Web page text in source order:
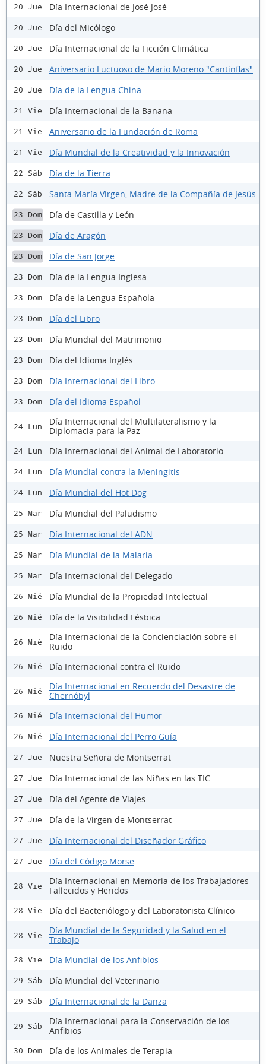
20 Jue Día Internacional de José José
20 Jue Día del Micólogo
20 Jue Día Internacional de la Ficción Climática
20 Jue Aniversario Luctuoso de Mario Moreno "Cantinflas"
20 Jue Día de la Lengua China
21 Vie Día Internacional de la Banana
21 Vie Aniversario de la Fundación de Roma
21 Vie Día Mundial de la Creatividad y la Innovación
22 Sáb Día de la Tierra
22 Sáb Santa María Virgen, Madre de la Compañía de Jesús
23 Dom Día de Castilla y León
23 Dom Día de Aragón
23 Dom Día de San Jorge
23 Dom Día de la Lengua Inglesa
23 Dom Día de la Lengua Española
23 Dom Día del Libro
23 Dom Día Mundial del Matrimonio
23 Dom Día del Idioma Inglés
23 Dom Día Internacional del Libro
23 Dom Día del Idioma Español
24 Lun
Día Internacional del Multilateralismo y la
Diplomacia para la Paz
24 Lun Día Internacional del Animal de Laboratorio
24 Lun Día Mundial contra la Meningitis
24 Lun Día Mundial del Hot Dog
25 Mar Día Mundial del Paludismo
25 Mar Día Internacional del ADN
25 Mar Día Mundial de la Malaria
25 Mar Día Internacional del Delegado
26 Mié Día Mundial de la Propiedad Intelectual
26 Mié Día de la Visibilidad Lésbica
26 Mié
Día Internacional de la Concienciación sobre el
Ruido
26 Mié Día Internacional contra el Ruido
26 Mié
Día Internacional en Recuerdo del Desastre de
Chernóbyl
26 Mié Día Internacional del Humor
26 Mié Día Internacional del Perro Guía
27 Jue Nuestra Señora de Montserrat
27 Jue Día Internacional de las Niñas en las TIC
27 Jue Día del Agente de Viajes
27 Jue Día de la Virgen de Montserrat
27 Jue Día Internacional del Diseñador Gráfico
27 Jue Día del Código Morse
28 Vie
Día Internacional en Memoria de los Trabajadores
Fallecidos y Heridos
28 Vie Día del Bacteriólogo y del Laboratorista Clínico
28 Vie
Día Mundial de la Seguridad y la Salud en el
Trabajo
28 Vie Día Mundial de los Anfibios
29 Sáb Día Mundial del Veterinario
29 Sáb Día Internacional de la Danza
29 Sáb
Día Internacional para la Conservación de los
Anfibios
30 Dom Día de los Animales de Terapia